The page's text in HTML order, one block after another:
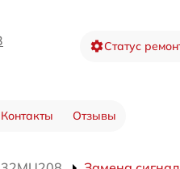
Статус
Контакты Отзывы